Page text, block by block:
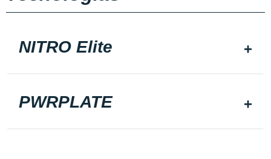
NITRO Elite
PWRPLATE